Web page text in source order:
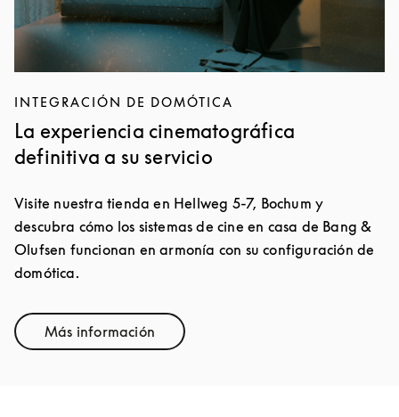
INTEGRACIÓN DE DOMÓTICA
La experiencia cinematográfica
definitiva a su servicio
Visite nuestra tienda en Hellweg 5-7, Bochum y
descubra cómo los sistemas de cine en casa de Bang &
Olufsen funcionan en armonía con su configuración de
domótica.
Más informaciónLink Opens in New Tab